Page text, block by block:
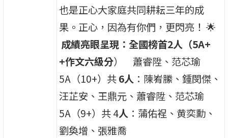
也是正心大家庭共同耕耘三年的成
果。正心，因為有你們，更閃亮！ 🌟
成績亮眼呈現：全國榜首2人（5A+
+作文六級分） 蕭睿陞、范芯瑜
5A（10+）共6人 ：陳峟縢、鍾閔傑、
汪芷安、王鼎元、蕭睿陞、范芯瑜
5A（9+）共 4人 ：蒲佑裎、黄奕勳、
劉奐增、張雅喬